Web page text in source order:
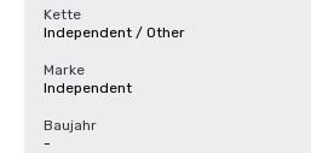
Kette
Independent / Other
Marke
Independent
Baujahr
-